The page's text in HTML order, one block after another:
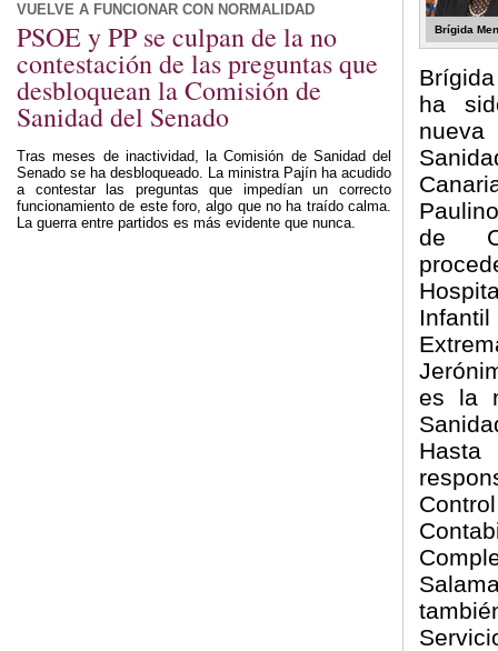
VUELVE A FUNCIONAR CON NORMALIDAD
PSOE y PP se culpan de la no
contestación de las preguntas que
desbloquean la Comisión de
Sanidad del Senado
Tras meses de inactividad, la Comisión de Sanidad del
Senado se ha desbloqueado. La ministra Pajín ha acudido
a contestar las preguntas que impedían un correcto
funcionamiento de este foro, algo que no ha traído calma.
La guerra entre partidos es más evidente que nunca.
Brígida
ha
de
Infantil
es la